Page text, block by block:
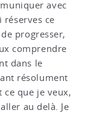
avec
réserves ce
progresser,
comprendre
dans le
résolument
ce que je veux,
au delà. Je